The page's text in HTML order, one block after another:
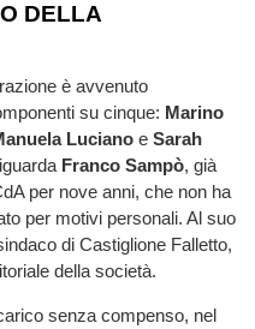
DELLA
è avvenuto
su cinque: Marino
Lucianoe Sarah
Franco Sampò, già
per nove anni, che non ha
per motivi personali. Al suo
di Castiglione Falletto,
della società.
senza compenso, nel